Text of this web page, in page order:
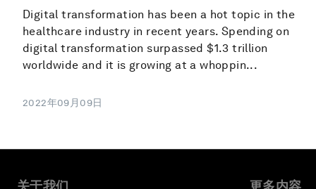
Digital transformation has been a hot topic in the
healthcare industry in recent years. Spending on
digital transformation surpassed $1.3 trillion
worldwide and it is growing at a whoppin...
2022年09月09日
关于我们 更多内容